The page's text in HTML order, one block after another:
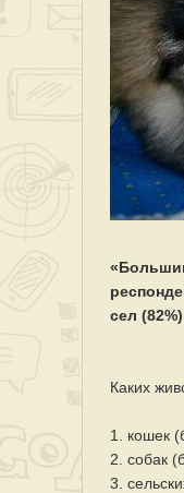
сел
Каких
1. кошек
2. собак
3.